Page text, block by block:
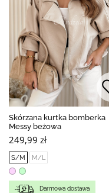
Skórzana kurtka bomberka
Messy beżowa
249,99 zł
S/M M/L
Darmowa dostawa